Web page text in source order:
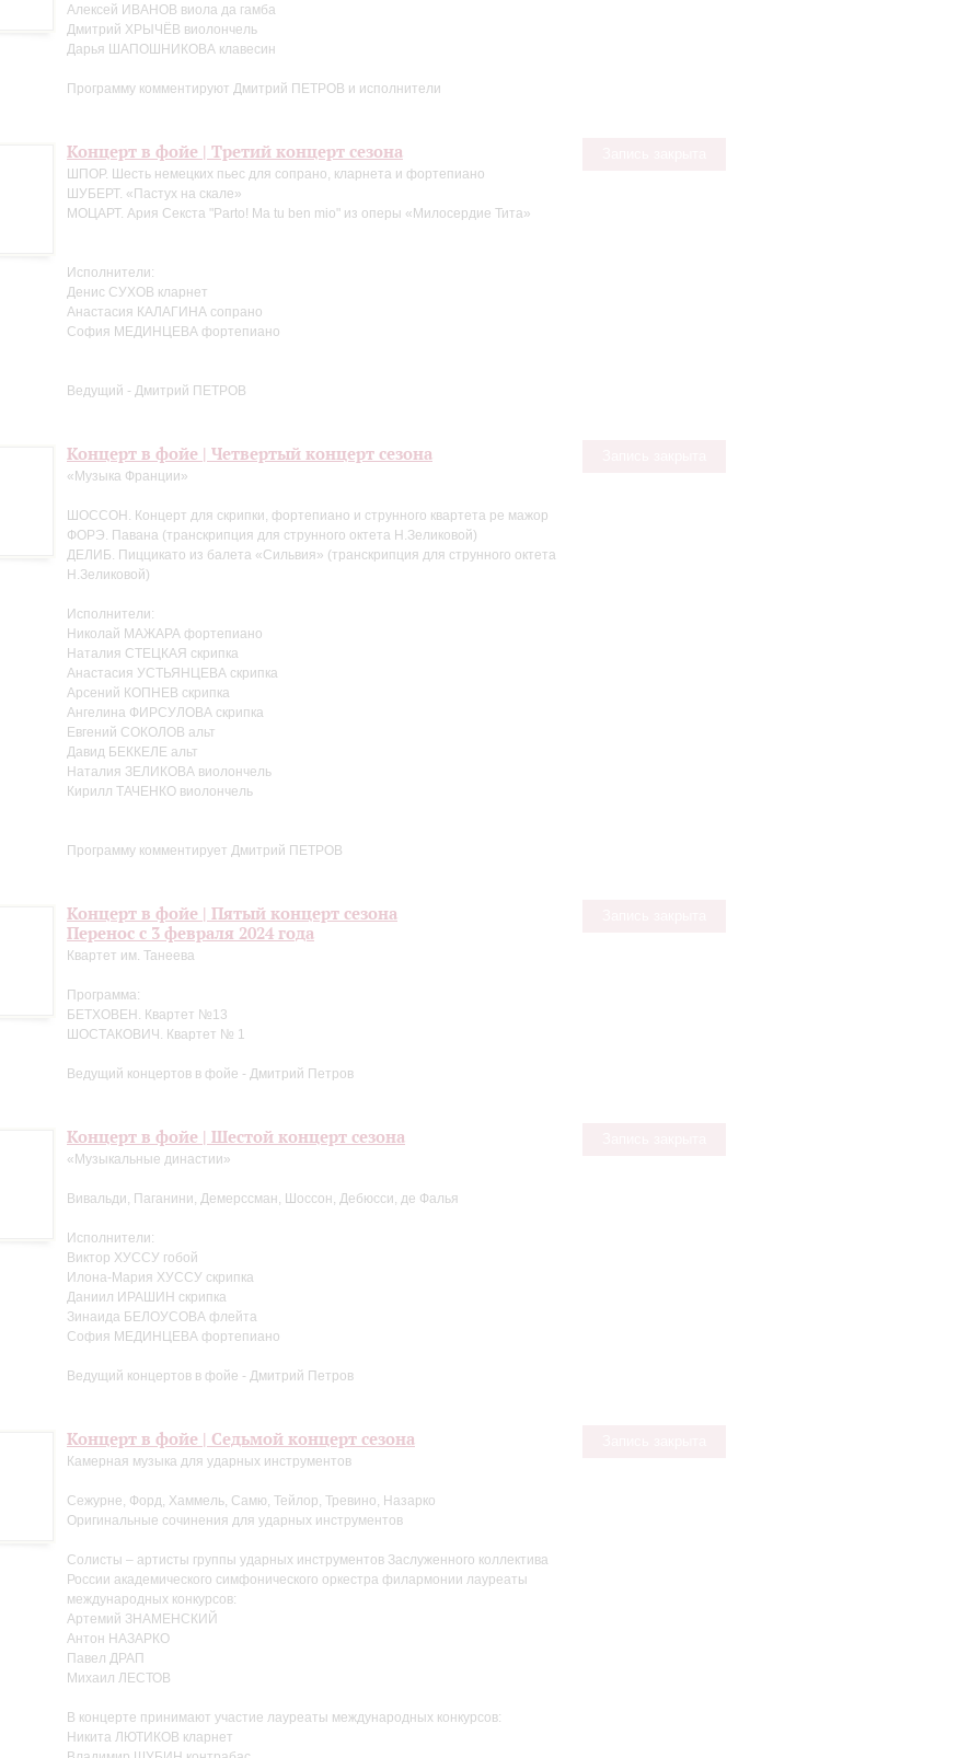
Алексей ИВАНОВ виола да гамба
Дмитрий ХРЫЧЁВ виолончель
Дарья ШАПОШНИКОВА клавесин
Программу комментируют Дмитрий ПЕТРОВ и исполнители
Концерт в фойе | Третий концерт сезона
ШПОР. Шесть немецких пьес для сопрано, кларнета и фортепиано
ШУБЕРТ. «Пастух на скале»
МОЦАРТ. Ария Секста "Parto! Ma tu ben mio" из оперы «Милосердие Тита»
Исполнители:
Денис СУХОВ кларнет
Анастасия КАЛАГИНА сопрано
София МЕДИНЦЕВА фортепиано
Ведущий - Дмитрий ПЕТРОВ
Концерт в фойе | Четвертый концерт сезона
«Музыка Франции»
ШОССОН. Концерт для скрипки, фортепиано и струнного квартета ре мажор
ФОРЭ. Павана (транскрипция для струнного октета Н.Зеликовой)
ДЕЛИБ. Пиццикато из балета «Сильвия» (транскрипция для струнного октета
Н.Зеликовой)
Исполнители:
Николай МАЖАРА фортепиано
Наталия СТЕЦКАЯ скрипка
Анастасия УСТЬЯНЦЕВА скрипка
Арсений КОПНЕВ скрипка
Ангелина ФИРСУЛОВА скрипка
Евгений СОКОЛОВ альт
Давид БЕККЕЛЕ альт
Наталия ЗЕЛИКОВА виолончель
Кирилл ТАЧЕНКО виолончель
Программу комментирует Дмитрий ПЕТРОВ
Концерт в фойе | Пятый концерт сезона
Перенос с 3 февраля 2024 года
Квартет им. Танеева
Программа:
БЕТХОВЕН. Квартет №13
ШОСТАКОВИЧ. Квартет № 1
Ведущий концертов в фойе - Дмитрий Петров
Концерт в фойе | Шестой концерт сезона
«Музыкальные династии»
Вивальди, Паганини, Демерссман, Шоссон, Дебюсси, де Фалья
Исполнители:
Виктор ХУССУ гобой
Илона-Мария ХУССУ скрипка
Даниил ИРАШИН скрипка
Зинаида БЕЛОУСОВА флейта
София МЕДИНЦЕВА фортепиано
Ведущий концертов в фойе - Дмитрий Петров
Концерт в фойе | Седьмой концерт сезона
Камерная музыка для ударных инструментов
Сежурне, Форд, Хаммель, Самю, Тейлор, Тревино, Назарко
Оригинальные сочинения для ударных инструментов
Солисты – артисты группы ударных инструментов Заслуженного коллектива
России академического симфонического оркестра филармонии лауреаты
международных конкурсов:
Артемий ЗНАМЕНСКИЙ
Антон НАЗАРКО
Павел ДРАП
Михаил ЛЕСТОВ
В концерте принимают участие лауреаты международных конкурсов:
Никита ЛЮТИКОВ кларнет